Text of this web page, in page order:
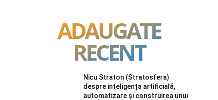
ADAUGATE
RECENT
Nicu Straton (Stratosfera)
despre inteligența artificială,
automatizare și construirea unui